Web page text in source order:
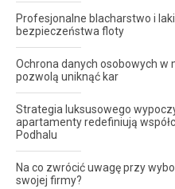
Profesjonalne blacharstwo i
bezpieczeństwa floty
Ochrona danych osobowych w
pozwolą uniknąć kar
Strategia luksusowego
apartamenty redefiniują
Podhalu
Na co zwrócić uwagę przy
swojej firmy?